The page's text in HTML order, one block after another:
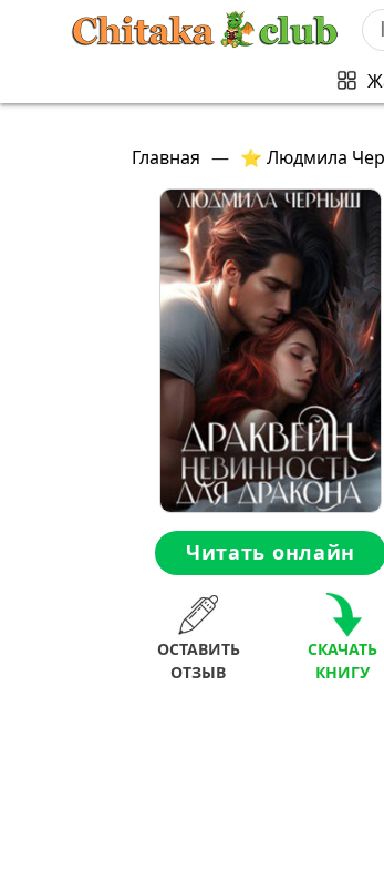
Главная — ⭐ Людмила
Читать онлайн
ОСТАВИТЬ
ОТЗЫВ
СКАЧАТЬ
КНИГУ